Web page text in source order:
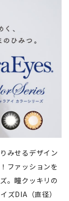
みせるデザイン
ファッションを
。瞳クッキリの
ズDIA（直径）